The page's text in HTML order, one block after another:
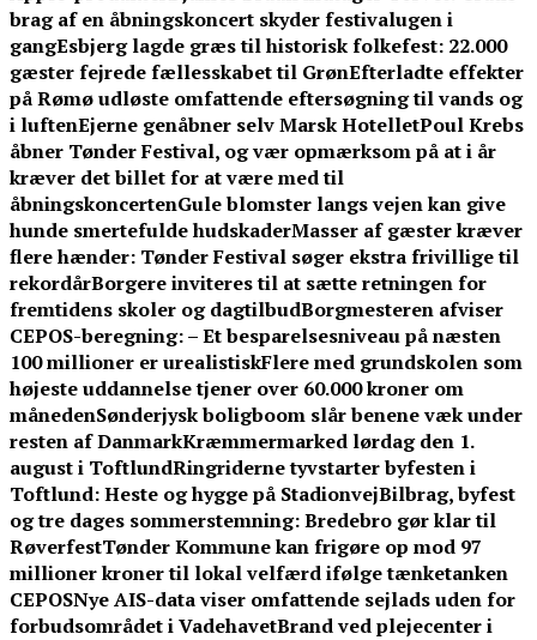
brag af en åbningskoncert skyder festivalugen i
gangEsbjerg lagde græs til historisk folkefest: 22.000
gæster fejrede fællesskabet til GrønEfterladte effekter
på Rømø udløste omfattende eftersøgning til vands og
i luftenEjerne genåbner selv Marsk HotelletPoul Krebs
åbner Tønder Festival, og vær opmærksom på at i år
kræver det billet for at være med til
åbningskoncertenGule blomster langs vejen kan give
hunde smertefulde hudskaderMasser af gæster kræver
flere hænder: Tønder Festival søger ekstra frivillige til
rekordårBorgere inviteres til at sætte retningen for
fremtidens skoler og dagtilbudBorgmesteren afviser
CEPOS-beregning: – Et besparelsesniveau på næsten
100 millioner er urealistiskFlere med grundskolen som
højeste uddannelse tjener over 60.000 kroner om
månedenSønderjysk boligboom slår benene væk under
resten af DanmarkKræmmermarked lørdag den 1.
august i ToftlundRingriderne tyvstarter byfesten i
Toftlund: Heste og hygge på StadionvejBilbrag, byfest
og tre dages sommerstemning: Bredebro gør klar til
RøverfestTønder Kommune kan frigøre op mod 97
millioner kroner til lokal velfærd ifølge tænketanken
CEPOSNye AIS-data viser omfattende sejlads uden for
forbudsområdet i VadehavetBrand ved plejecenter i